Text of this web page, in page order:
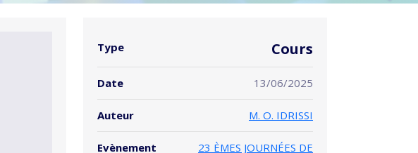
Type Cours
Date 13/06/2025
Auteur M. O. IDRISSI
Evènement 23 ÈMES JOURNÉES DE